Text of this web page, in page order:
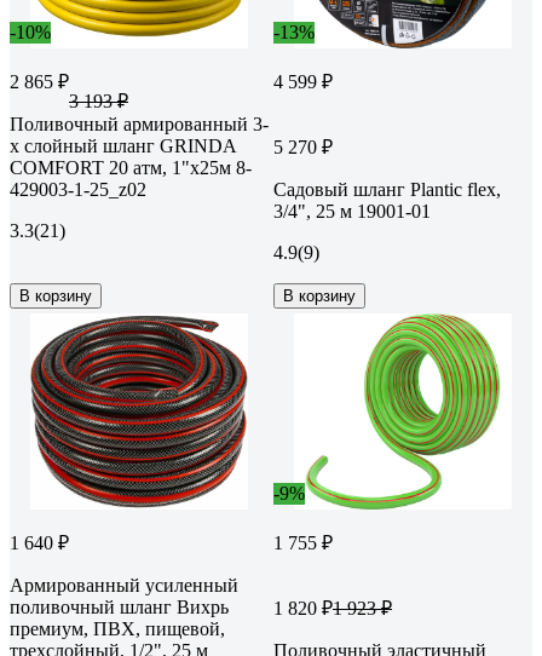
-10%
2 865 ₽
3 193 ₽
Поливочный армированный 3-
х слойный шланг GRINDA
COMFORT 20 атм, 1"х25м 8-
429003-1-25_z02
3.3(21)
В корзину
-13%
4 599 ₽
5 270 ₽
Садовый шланг Plantic flex,
3/4", 25 м 19001-01
4.9(9)
В корзину
1 640 ₽
Армированный усиленный
поливочный шланг Вихрь
премиум, ПВХ, пищевой,
трехслойный, 1/2", 25 м
-9%
1 755 ₽
1 820 ₽1 923 ₽
Поливочный эластичный